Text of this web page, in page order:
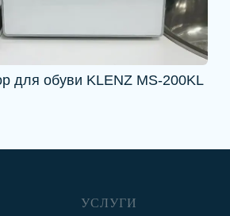
для обуви KLENZ MS-200KL
УСЛУГИ